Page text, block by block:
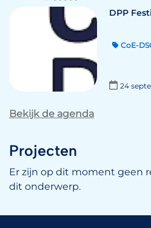
DPP
CoE-
24
Bekijk de agenda
Projecten
Er zijn op dit moment geen
dit onderwerp.